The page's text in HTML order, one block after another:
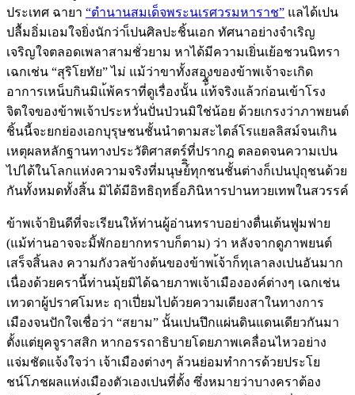
ประเทศ ฉายา “ตำนานสมเด็จพระนเรศวรมหาราช” แลได้เปน
ปลื้มอิ่มเอมใจยิ่งนักว่าเ็ปนศิลปะชิ้นเอก ทัศนาอย่างจำเริญ
เจริญใจตลอดเพลาสามชั่วยาม หาได้มีความเยิ่นเย้อชวนนิทรา
เฉกเช่น “สุริโยทัย” ไม่ แม้ว่าขาทั้งสองของข้าพเจ้าจะเกิด
อาการเหน็บกินมิแ้พ้คราที่ดูเรื่องนั้น แ้ื้ท้จริงแล้วก่อนเข้าโรง
จิตใจของข้าพเจ้าประหวั่นปั่นป่วนมิใช่น้อย ด้วยเกรงว่าภาพยนต์
ชิ้นนี้จะยกย่องเอกบุรุษชนชั้นนำตามสะไตล์โรแยลลิสม์จนเกิน
เหตุผลหลักฐานทางประวัติศาสตร์ที่ปรากฎ ตลอดจนความเปน
ไปได้ในโลกแห่งความจริงที่มนุษย์ิิทุกชนชั้นต่างก็เปนปุถุชนด้วย
กันทั้งหมดทั้งสิ้น มิได้มีอิทธิฤทธิ์อภินิหารปานทวยเทพในสวรรค์
ข้าพเจ้ายินดีที่จะเรียนให้ท่านผู้อ่านทราบอย่างตื่นเต้นฟูมฟาย
(แม้ท่านอาจจะมิัพักอยากทราบก็ตาม) ว่า หลังจากดูภาพยนต์
เสร็จสิ้นลง ความกังวลข้างต้นของข้าพเ้จ้าก็ทุเลาลงเปนอันมาก
เนื่องด้วยครานี้ท่านมุ้ยมิได้ฉายภาพเจ้าเมืององค์ต่างๆ เฉกเช่น
เทวดาผู้ปราศโมหะ ฤาเปี่ยมไปด้วยความเดียงสาในทางการ
เมืองจนปักใจเชื่อว่า “สยาม” นั้นเปนปึกแผ่นดินแดนเดียวกันมา
ตั้งแต่ยุคจูราสสิก หากอรรถาธิบายโดยภาพเคลื่อนไหวอย่าง
แจ่มชัดแจ้งใจว่า เจ้าเมืองต่างๆ ล้วนย่อมทำการด้วยประโย
ชน์โภชผลแห่งเมืองตัวเองเปนที่ตั้ง ซึ่งหมายว่าบางคราต้อง